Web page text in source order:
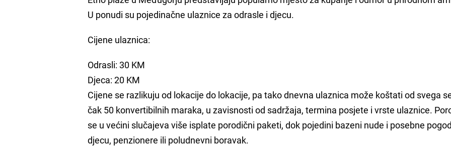
U ponudi su pojedinačne ulaznice za odrasle i djecu.
Cijene ulaznica:
Odrasli: 30 KM
Djeca: 20 KM
Cijene se razlikuju od lokacije do lokacije, pa tako dnevna ulaznica može koštati od svega
čak 50 konvertibilnih maraka, u zavisnosti od sadržaja, termina posjete i vrste ulaznice.
se u većini slučajeva više isplate porodični paketi, dok pojedini bazeni nude i posebne
djecu, penzionere ili poludnevni boravak.